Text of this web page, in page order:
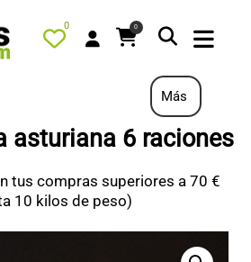
0 0
Más
asturiana 6 raciones
tus compras superiores a 70 €
10 kilos de peso)